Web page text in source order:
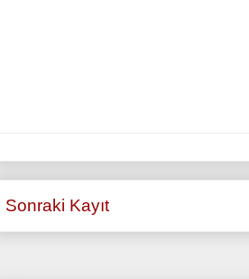
Sonraki Kayıt